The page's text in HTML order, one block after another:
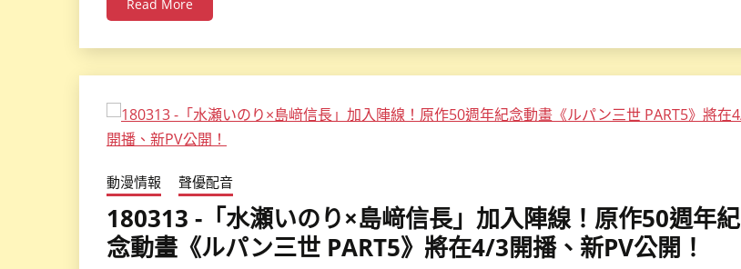
Read More
動漫情報 聲優配音
180313 -「水瀬いのり×島﨑信長」加入陣線！原作50週年紀
念動畫《ルパン三世 PART5》將在4/3開播、新PV公開！